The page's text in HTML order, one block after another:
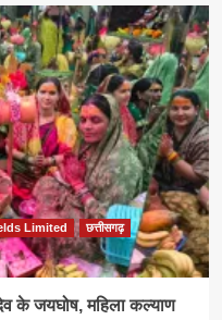
Limited
छत्तीसगढ़
के जयघोष, महिला कल्याण